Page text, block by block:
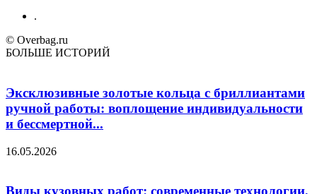
.
© Overbag.ru
БОЛЬШЕ ИСТОРИЙ
Эксклюзивные золотые кольца с бриллиантами
ручной работы: воплощение индивидуальности
и бессмертной...
16.05.2026
Виды кузовных работ: современные технологии,